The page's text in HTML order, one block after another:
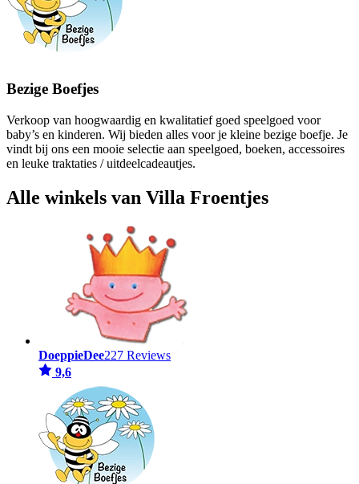
Bezige Boefjes
Verkoop van hoogwaardig en kwalitatief goed speelgoed voor
baby’s en kinderen. Wij bieden alles voor je kleine bezige boefje. Je
vindt bij ons een mooie selectie aan speelgoed, boeken, accessoires
en leuke traktaties / uitdeelcadeautjes.
Alle winkels van Villa Froentjes
DoeppieDee227 Reviews
9,6